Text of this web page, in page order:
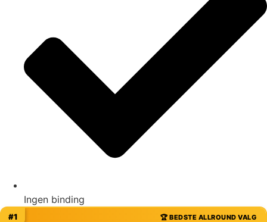
Ingen binding
🏆 BEDSTE ALLROUND VALG
#1